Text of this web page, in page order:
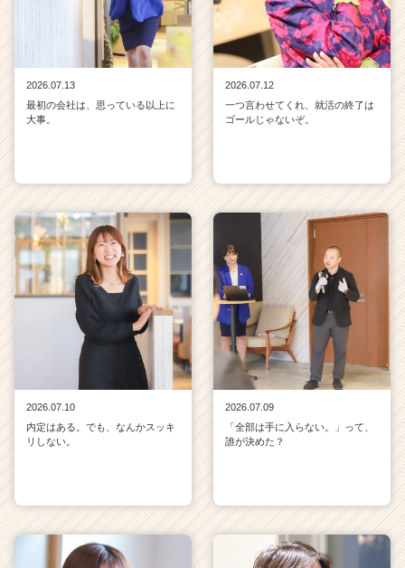
2026.07.13
最初の会社は、思っている以上に
大事。
2026.07.12
一つ言わせてくれ、就活の終了は
ゴールじゃないぞ。
2026.07.10
内定はある。でも、なんかスッキ
リしない。
2026.07.09
「全部は手に入らない。」って、
誰が決めた？